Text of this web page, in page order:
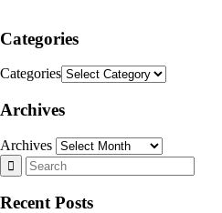
Categories
Categories
Archives
Archives
Recent Posts